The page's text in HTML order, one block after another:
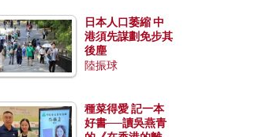
日本人口萎縮 中
港須先謀劃免步其
後塵
陸振球
種菜得愛 記一本
好書──讀吳燕青